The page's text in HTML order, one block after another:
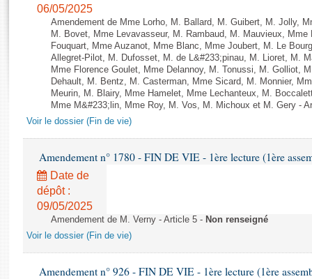
Rapports d'information
Rapports d'enquête
Rapports législatifs
Rapports sur l'application des lois
Baromètre de l’application des lois
Budget et sécurité sociale
Questions écrites et orales
Comptes rendus des débats
Anciennes législatures
Liens vers les sites publics
06/05/2025
Amendement de Mme Lorho, M. Ballard, M. Guibert, M. Jolly,
M. Bovet, Mme Levavasseur, M. Rambaud, M. Mauvieux, Mme
Fouquart, Mme Auzanot, Mme Blanc, Mme Joubert, M. Le
Allegret-Pilot, M. Dufosset, M. de L&#233;pinau, M. Lioret, M.
Mme Florence Goulet, Mme Delannoy, M. Tonussi, M. Golliot,
Dehault, M. Bentz, M. Casterman, Mme Sicard, M. Monnier,
Meurin, M. Blairy, Mme Hamelet, Mme Lechanteux, M.
Mme M&#233;lin, Mme Roy, M. Vos, M. Michoux et M. Gery -
Voir le dossier (Fin de vie)
Amendement n° 1780 - FIN DE VIE - 1ère lecture (1ère
Date de
dépôt :
09/05/2025
Amendement de M. Verny - Article 5 - Non renseigné
Voir le dossier (Fin de vie)
Amendement n° 926 - FIN DE VIE - 1ère lecture (1ère